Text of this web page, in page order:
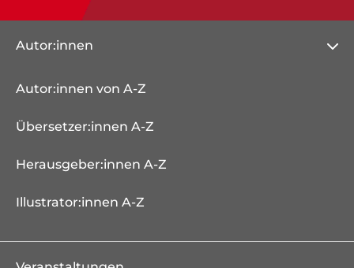
Autor:innen
Autor:innen von A-Z
Übersetzer:innen A-Z
Herausgeber:innen A-Z
Illustrator:innen A-Z